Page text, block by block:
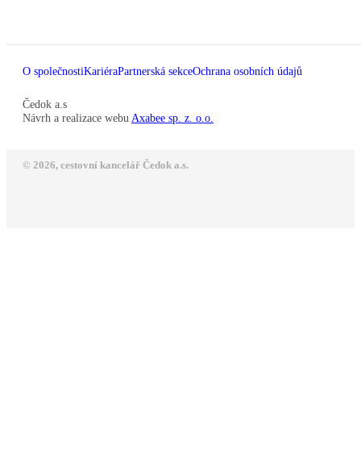
O společnostiKariéraPartnerská sekceOchrana osobních údajů
Čedok a.s
Návrh a realizace webu Axabee sp. z. o.o.
© 2026, cestovní kancelář Čedok a.s.